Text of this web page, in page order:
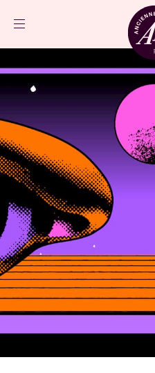
Agenda
Projecten
Nieuws
Bezoekersinfo
AB ❤ you
Zaalhuur